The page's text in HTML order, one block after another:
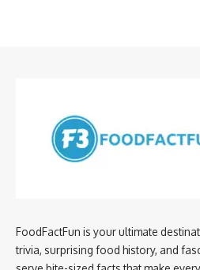
FoodFactFun is your ultimate
trivia, surprising food history, and